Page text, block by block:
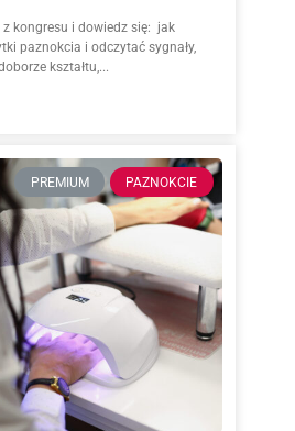
z kongresu i dowiedz się: jak
paznokcia i odczytać sygnały,
kształtu,...
PREMIUM PAZNOKCIE